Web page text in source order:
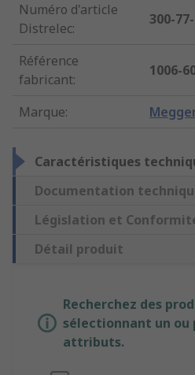
Numéro d'article
Distrelec:
300-
Référence
fabricant:
1006-
Marque:
Caractéristiques
Documentation
Législation et
Détail produit
Recherchez des
sélectionnant un ou
attributs.